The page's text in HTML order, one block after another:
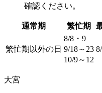
確認ください。
通常期 繁忙期
繁忙期以外の日
8/8・9
9/18～23
10/9～12
大宮